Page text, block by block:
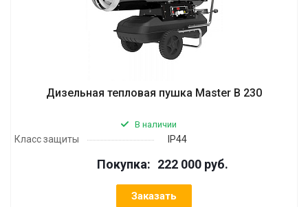
Дизельная тепловая пушка Master B 230
В наличии
Класс защиты IP44
Покупка: 222 000 руб.
Заказать